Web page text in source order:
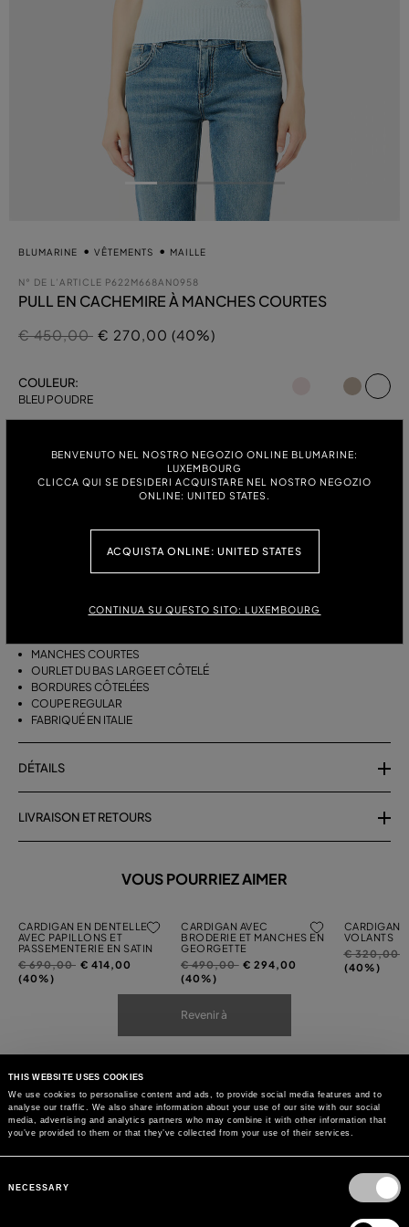
THIS WEBSITE USES COOKIES
We use cookies to personalise content and ads, to provide social media features and to
analyse our traffic. We also share information about your use of our site with our social
media, advertising and analytics partners who may combine it with other information that
you’ve provided to them or that they’ve collected from your use of their services.
Selection
NECESSARY
BENVENUTO NEL NOSTRO NEGOZIO ONLINE BLUMARINE:
LUXEMBOURG
CLICCA QUI SE DESIDERI ACQUISTARE NEL NOSTRO NEGOZIO
ONLINE: UNITED STATES.
ACQUISTA ONLINE: UNITED STATES
CONTINUA SU QUESTO SITO: LUXEMBOURG
BLUMARINE VÊTEMENTS MAILLE
N° DE L’ARTICLE P622M668AN0958
PULL EN CACHEMIRE À MANCHES COURTES
Prix réduit de
€ 450,00à€ 270,00 (40%)
COULEUR:
BLEU POUDRE
PULL EN PUR CACHEMIRE À COL ROND, MANCHES COURTES ET OURLET
MANCHES COURTES
OURLET DU BAS LARGE ET CÔTELÉ
BORDURES CÔTELÉES
COUPE REGULAR
FABRIQUÉ EN ITALIE
DÉTAILS
LIVRAISON ET RETOURS
VOUS POURRIEZ AIMER
CARDIGAN EN DENTELLE
AVEC PAPILLONS ET
PASSEMENTERIE EN SATIN
Prix
réduit
€ 690,00à€ 414,00
(40%)
CARDIGAN AVEC
BRODERIE ET MANCHES EN
GEORGETTE
Prix
réduit
€ 490,00à€ 294,00
(40%)
CARDIGAN
VOLANTS
Prix
réduit
€ 320,00
(40%)
Revenir à